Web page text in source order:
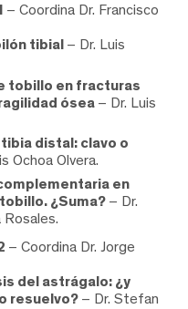
– Coordina Dr. Francisco
tibial – Dr. Luis
tobillo en fracturas
ósea – Dr. Luis
distal: clavo o
Ochoa Olvera.
en
¿Suma? – Dr.
Rosales.
– Coordina Dr. Jorge
del astrágalo: ¿y
resuelvo? – Dr. Stefan